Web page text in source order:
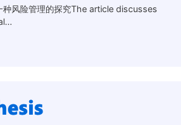
种风险管理的探究The article discusses